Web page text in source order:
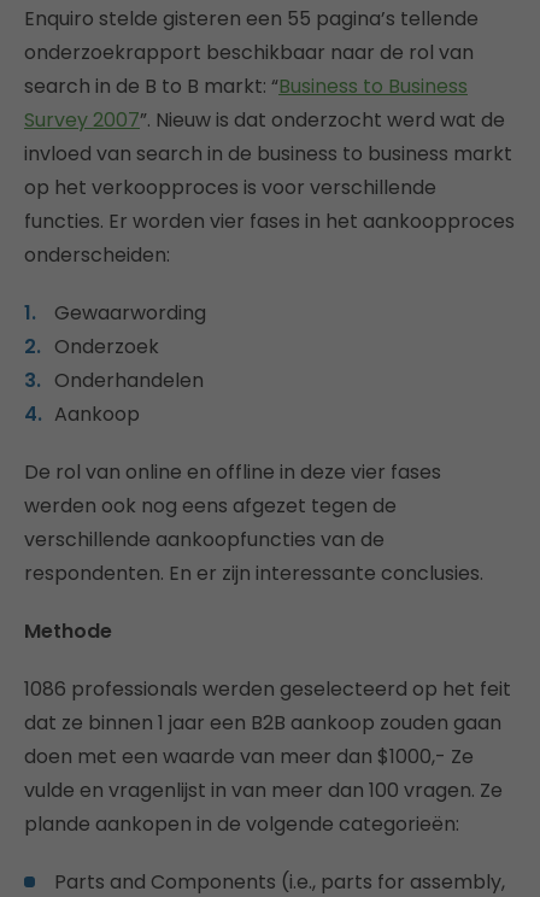
Enquiro stelde gisteren een 55 pagina’s tellende
onderzoekrapport beschikbaar naar de rol van
search in de B to B markt: “Business to Business
Survey 2007”. Nieuw is dat onderzocht werd wat de
invloed van search in de business to business markt
op het verkoopproces is voor verschillende
functies. Er worden vier fases in het aankoopproces
onderscheiden:
Gewaarwording
Onderzoek
Onderhandelen
Aankoop
De rol van online en offline in deze vier fases
werden ook nog eens afgezet tegen de
verschillende aankoopfuncties van de
respondenten. En er zijn interessante conclusies.
Methode
1086 professionals werden geselecteerd op het feit
dat ze binnen 1 jaar een B2B aankoop zouden gaan
doen met een waarde van meer dan $1000,- Ze
vulde en vragenlijst in van meer dan 100 vragen. Ze
plande aankopen in de volgende categorieën:
Parts and Components (i.e., parts for assembly,